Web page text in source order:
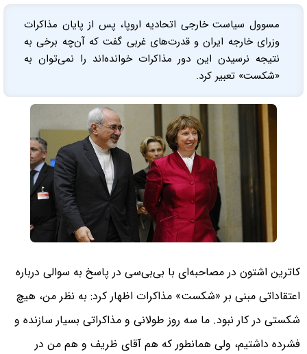
مسوول سیاست خارجی اتحادیه اروپا، پس از پایان مذاکرات
وزرای خارجه ایران و قدرت‌های غربی گفت که آن‌چه برخی به
نتیجه نرسیدن این دور مذاکرات خوانده‌اند را نمی‌توان به
«شکست» تعبیر کرد.
کاترین اشتون در مصاحبه‌ای با بی‌بی‌سی در پاسخ به سوالی درباره
اعتقاداتی مبنی بر «شکست» مذاکرات اظهار کرد: به نظر من، هیچ
شکستی در کار نبود. ما سه روز طولانی و مذاکراتی بسیار سازنده و
فشرده داشتیم، ولی همانطور که هم آقای ظریف و هم من در